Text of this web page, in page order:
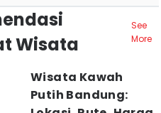
Wisata
See
More
Wisata Kawah
Putih Bandung: